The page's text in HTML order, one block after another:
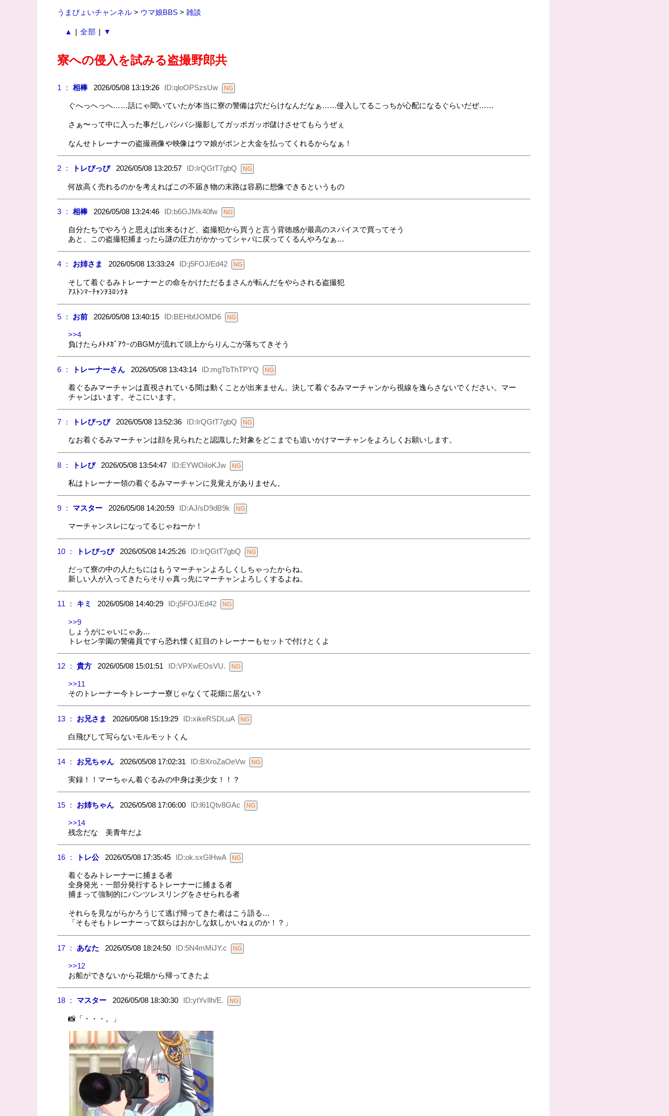
うまぴょいチャンネル> ウマ娘BBS> 雑談
▲ | 全部 | ▼
寮への侵入を試みる盗撮野郎共
1 ： 相棒2026/05/08 13:19:26 ID:qloOPSzsUw
ぐへっへっへ……話にゃ聞いていたが本当に寮の警備は穴だらけなんだなぁ……侵入してるこっちが心配になるぐらいだぜ……
さぁ〜って中に入った事だしバシバシ撮影してガッポガッポ儲けさせてもらうぜぇ
なんせトレーナーの盗撮画像や映像はウマ娘がポンと大金を払ってくれるからなぁ！
2 ： トレぴっぴ2026/05/08 13:20:57 ID:IrQGtT7gbQ
何故高く売れるのかを考えればこの不届き物の末路は容易に想像できるというもの
3 ： 相棒2026/05/08 13:24:46 ID:b6GJMk40fw
自分たちでやろうと思えば出来るけど、盗撮犯から買うと言う背徳感が最高のスパイスで買ってそう
あと、この盗撮犯捕まったら謎の圧力がかかってシャバに戻ってくるんやろなぁ…
4 ： お姉さま 2026/05/08 13:33:24 ID:j5FOJ/Ed42
そして着ぐるみトレーナーとの命をかけただるまさんが転んだをやらされる盗撮犯
ｱｽﾄﾝﾏｰﾁｬﾝｦﾖﾛｼｸﾈ
5 ： お前2026/05/08 13:40:15 ID:BEHbfJOMD6
>>4
負けたらﾒﾄﾒｶﾞｱｳｰのBGMが流れて頭上からりんごが落ちてきそう
6 ： トレーナーさん2026/05/08 13:43:14 ID:mgTbThTPYQ
着ぐるみマーチャンは直視されている間は動くことが出来ません。決して着ぐるみマーチャンから視線を逸らさないでください。マー
チャンはいます。そこにいます。
7 ： トレぴっぴ2026/05/08 13:52:36 ID:IrQGtT7gbQ
なお着ぐるみマーチャンは顔を見られたと認識した対象をどこまでも追いかけマーチャンをよろしくお願いします。
8 ： トレぴ2026/05/08 13:54:47 ID:EYWOiIoKJw
私はトレーナー領の着ぐるみマーチャンに見覚えがありません。
9 ： マスター2026/05/08 14:20:59 ID:AJ/sD9dB9k
マーチャンスレになってるじゃねーか！
10 ： トレぴっぴ2026/05/08 14:25:26 ID:IrQGtT7gbQ
だって寮の中の人たちにはもうマーチャンよろしくしちゃったからね。
新しい人が入ってきたらそりゃ真っ先にマーチャンよろしくするよね。
11 ： キミ 2026/05/08 14:40:29 ID:j5FOJ/Ed42
>>9
しょうがにゃいにゃあ…
トレセン学園の警備員ですら恐れ慄く紅目のトレーナーもセットで付けとくよ
12 ： 貴方2026/05/08 15:01:51 ID:VPXwEOsVU.
>>11
そのトレーナー今トレーナー寮じゃなくて花畑に居ない？
13 ： お兄さま 2026/05/08 15:19:29 ID:xikeRSDLuA
白飛びして写らないモルモットくん
14 ： お兄ちゃん2026/05/08 17:02:31 ID:BXroZaOeVw
実録！！マーちゃん着ぐるみの中身は美少女！！？
15 ： お姉ちゃん2026/05/08 17:06:00 ID:l61Qtv8GAc
>>14
残念だな 美青年だよ
16 ： トレ公2026/05/08 17:35:45 ID:ok.sxGlHwA
着ぐるみトレーナーに捕まる者
全身発光・一部分発行するトレーナーに捕まる者
捕まって強制的にパンツレスリングをさせられる者
それらを見ながらかろうじて逃げ帰ってきた者はこう語る…
「そもそもトレーナーって奴らはおかしな奴しかいねぇのか！？」
17 ： あなた 2026/05/08 18:24:50 ID:5N4mMiJY.c
>>12
お船ができないから花畑から帰ってきたよ
18 ： マスター2026/05/08 18:30:30 ID:ytYvIlh/E.
📸「・・・。」